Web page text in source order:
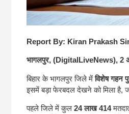
Report By: Kiran Prakash
भागलपुर, (DigitalLiveNews), 2
बिहार के भागलपुर जिले मेंविशेष गहन
इसमें बड़ा फेरबदल देखने को मिला है,
पहले जिले में कुल 24 लाख 414